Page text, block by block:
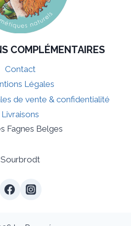
COMPLÉMENTAIRES
Contact
Légales
de vente & confidentialité
Livraisons
Fagnes Belges
Sourbrodt